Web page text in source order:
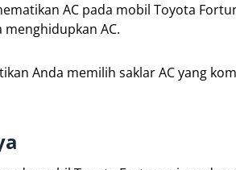
AC pada mobil Toyota
AC.
Anda memilih saklar AC yang